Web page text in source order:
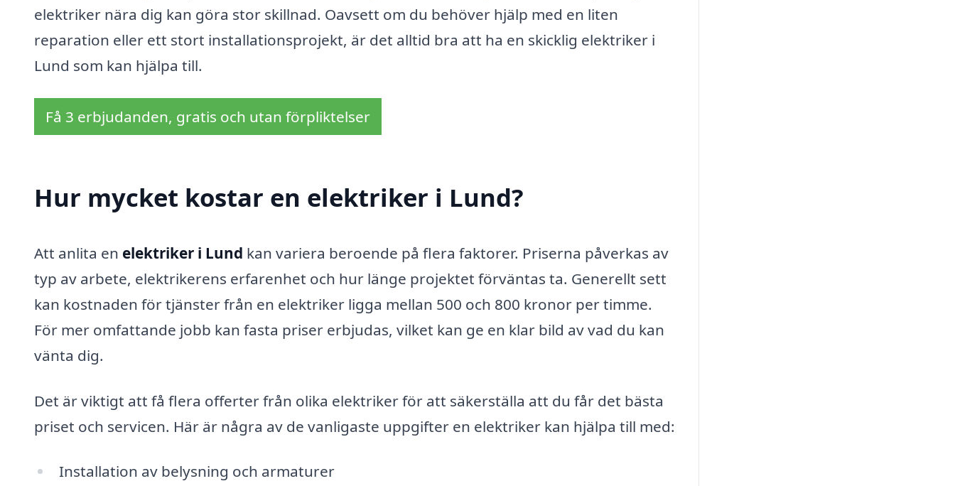
elektriker nära dig kan göra stor skillnad. Oavsett om du behöver hjälp med en liten
reparation eller ett stort installationsprojekt, är det alltid bra att ha en skicklig elektriker i
Lund som kan hjälpa till.
Få 3 erbjudanden, gratis och utan förpliktelser
Hur mycket kostar en elektriker i Lund?
Att anlita en elektriker i Lund kan variera beroende på flera faktorer. Priserna påverkas av
typ av arbete, elektrikerens erfarenhet och hur länge projektet förväntas ta. Generellt sett
kan kostnaden för tjänster från en elektriker ligga mellan 500 och 800 kronor per timme.
För mer omfattande jobb kan fasta priser erbjudas, vilket kan ge en klar bild av vad du kan
vänta dig.
Det är viktigt att få flera offerter från olika elektriker för att säkerställa att du får det bästa
priset och servicen. Här är några av de vanligaste uppgifter en elektriker kan hjälpa till med:
Installation av belysning och armaturer